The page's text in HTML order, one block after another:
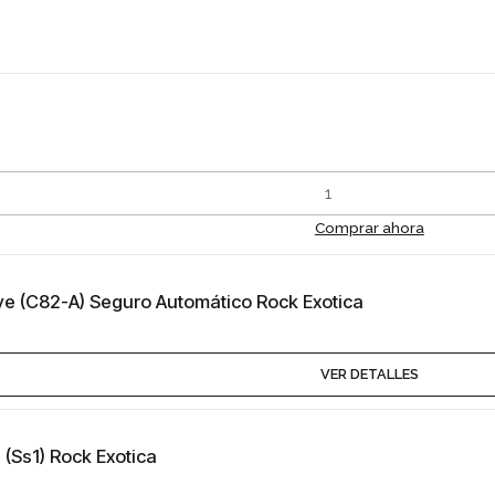
Comprar ahora
(C82-A) Seguro Automático Rock Exotica
VER DETALLES
Rock Exotica